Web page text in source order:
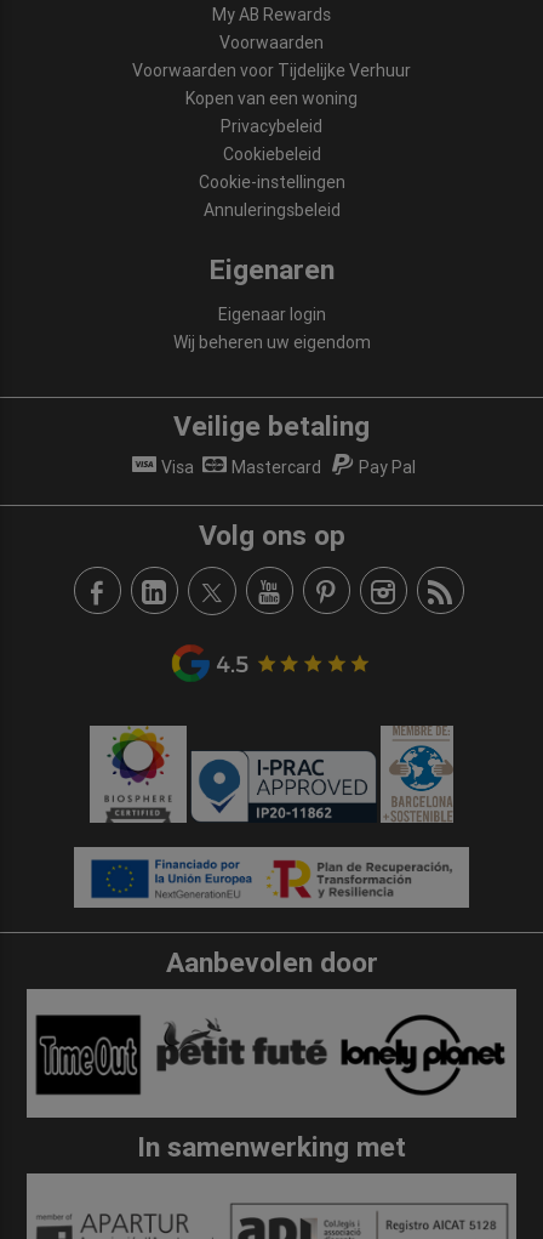
My AB Rewards
Voorwaarden
Voorwaarden voor Tijdelijke Verhuur
Kopen van een woning
Privacybeleid
Cookiebeleid
Cookie-instellingen
Annuleringsbeleid
Eigenaren
Eigenaar login
Wij beheren uw eigendom
Veilige betaling
Visa Mastercard Pay Pal
Volg ons op
Aanbevolen door
In samenwerking met